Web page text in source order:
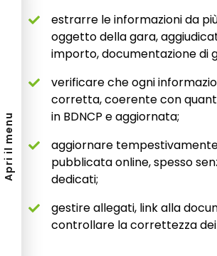
estrarre le informazioni da
oggetto della gara,
importo, documentazione di
verificare che ogni
corretta, coerente con
in BDNCP e aggiornata;
aggiornare
pubblicata online, spesso
dedicati;
gestire allegati, link alla
controllare la correttezza
Apri il menu